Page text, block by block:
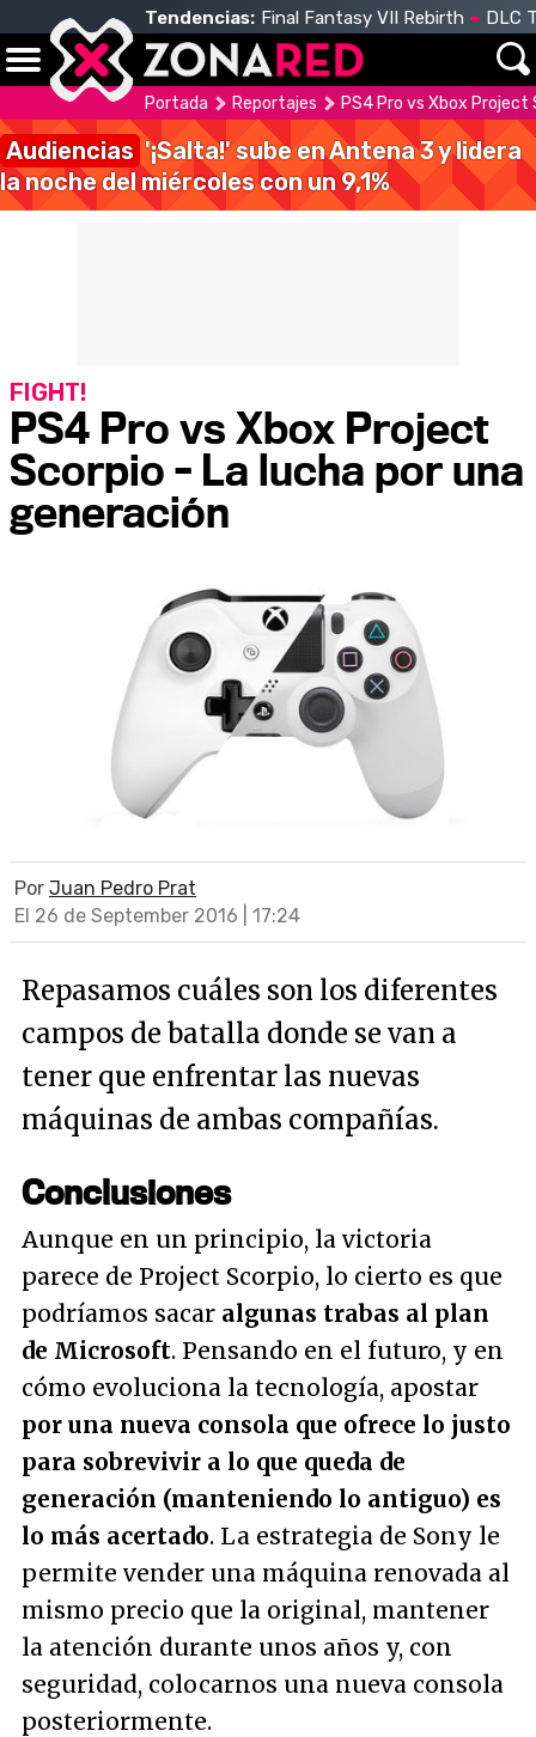
Tendencias: Final Fantasy VII Rebirth DLC
Portada Reportajes PS4 Pro vs Xbox
Audiencias '¡Salta!' sube en Antena 3 y lidera
la noche del miércoles con un 9,1%
PS4 Pro vs Xbox Project
Scorpio - La lucha por una
generación
FIGHT!
Por Juan Pedro Prat
El 26 de September 2016 | 17:24
Repasamos cuáles son los diferentes
campos de batalla donde se van a
tener que enfrentar las nuevas
máquinas de ambas compañías.
Conclusiones
Aunque en un principio, la victoria
parece de Project Scorpio, lo cierto es que
podríamos sacar algunas trabas al plan
de Microsoft. Pensando en el futuro, y en
cómo evoluciona la tecnología, apostar
por una nueva consola que ofrece lo justo
para sobrevivir a lo que queda de
generación (manteniendo lo antiguo) es
lo más acertado. La estrategia de Sony le
permite vender una máquina renovada al
mismo precio que la original, mantener
la atención durante unos años y, con
seguridad, colocarnos una nueva consola
posteriormente.